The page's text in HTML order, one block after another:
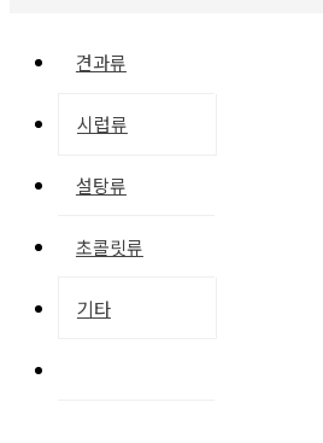
견과류
시럽류
설탕류
초콜릿류
기타